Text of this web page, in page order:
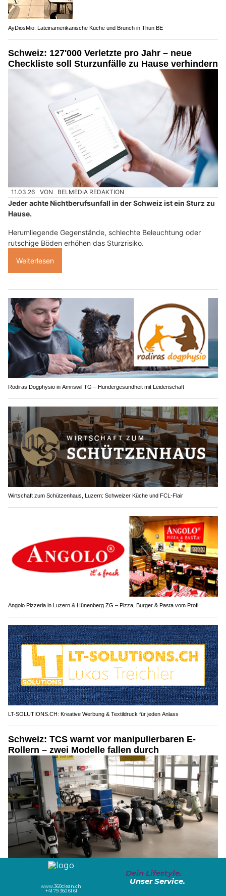
AyDiosMio: Lateinamerikanische Küche und Brunch in Thun BE
Schweiz: 127'000 Verletzte pro Jahr – neue
Checkliste soll Sturzunfälle zu Hause verhindern
11.03.26 VON BELMEDIA REDAKTION
Jeder achte Nichtberufsunfall in der Schweiz ist ein Sturz zu
Hause.
Herumliegende Gegenstände, schlechte Beleuchtung oder
rutschige Böden erhöhen das Sturzrisiko.
Weiterlesen
Rodiras Dogphysio in Amriswil TG – Hundergesundheit mit Leidenschaft
Wirtschaft zum Schützenhaus, Luzern: Schweizer Küche und FCL-Flair
Angolo Pizzeria in Luzern & Hünenberg ZG – Pizza, Burger & Pasta vom Profi
LT-SOLUTIONS.CH: Kreative Werbung & Textildruck für jeden Anlass
Schweiz: TCS warnt vor manipulierbaren E-
Rollern – zwei Modelle fallen durch
Der TCS hat sieben E-Roller von Schweizer Händlern